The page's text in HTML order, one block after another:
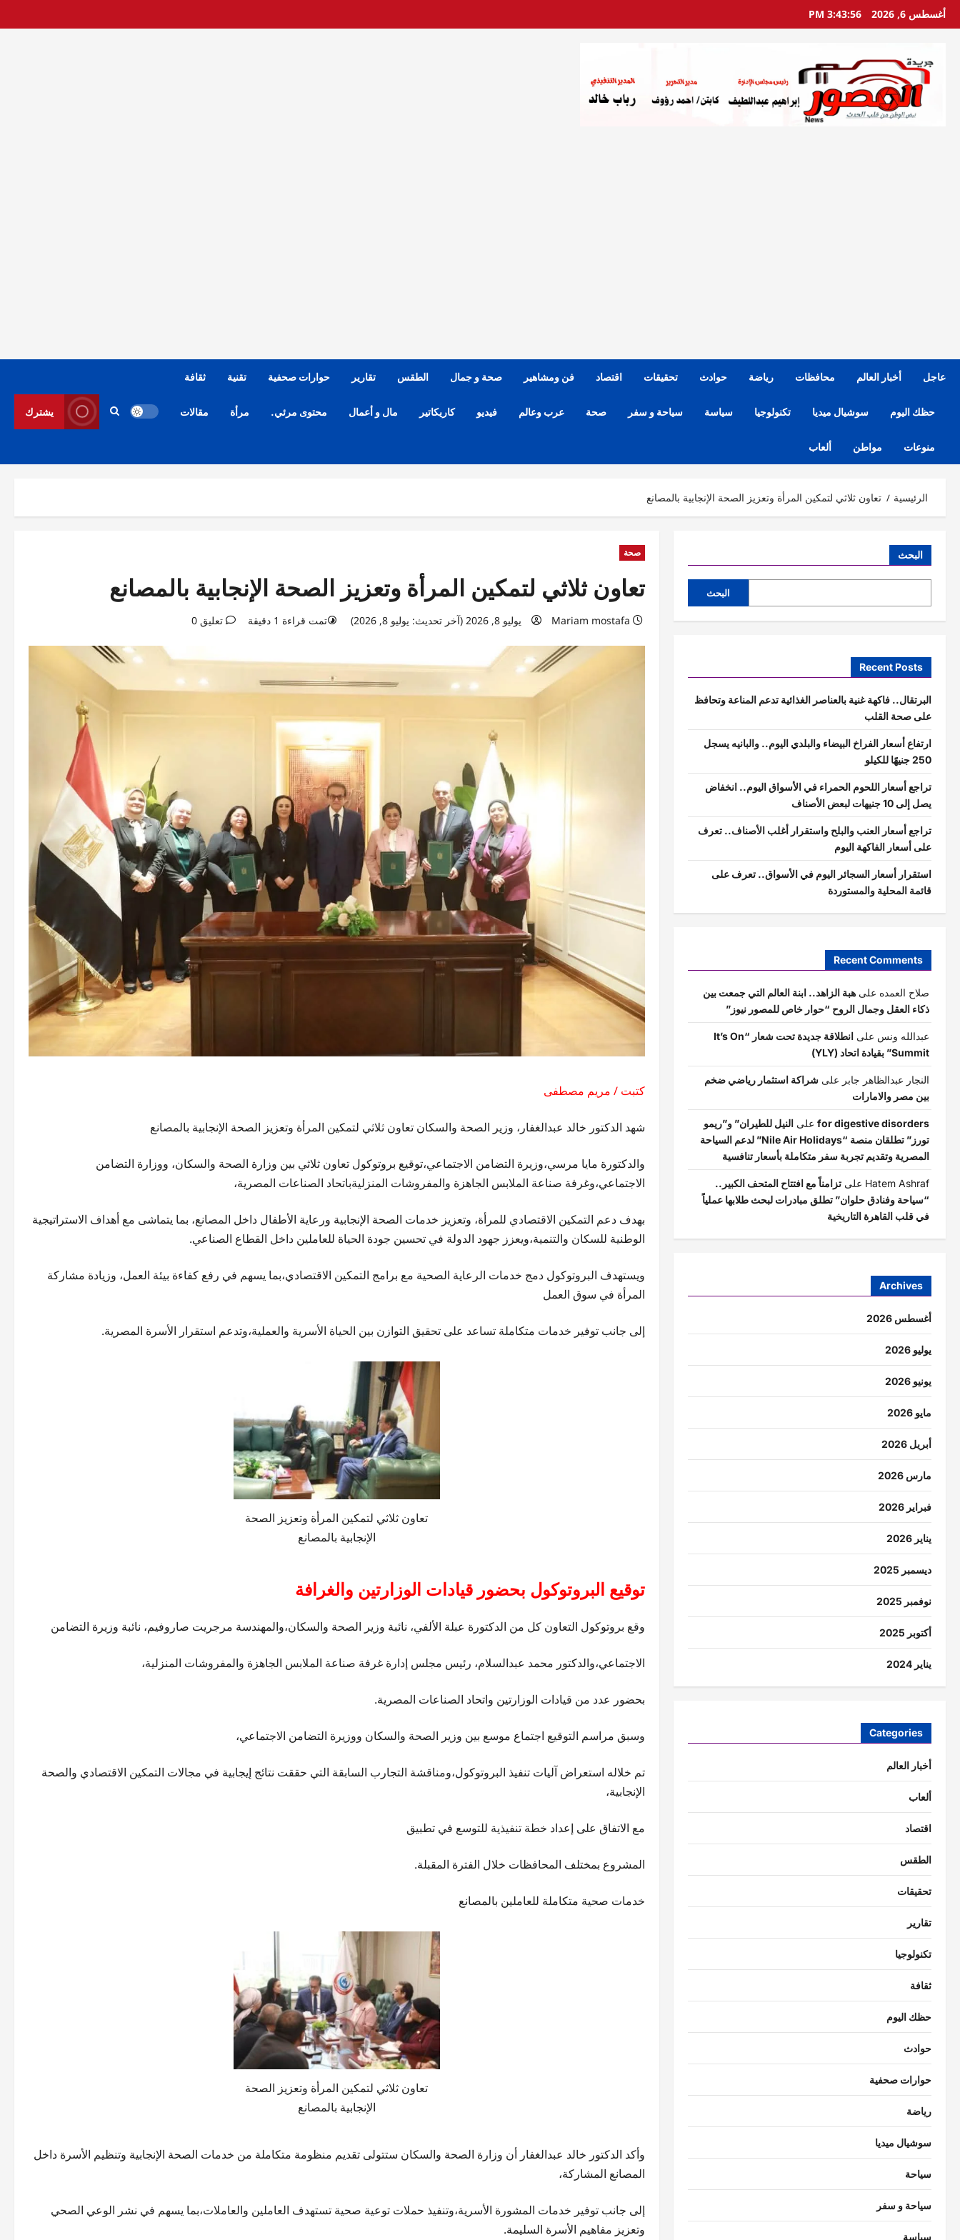
تخطيأغسطس 6, 2026 3:43:57 PM
عاجل أخبار العالم محافظات رياضة حوادث تحقيقات اقتصاد فن ومشاهير صحة و جمال الطقس تقارير حوارات صحفية تقنية ثقافة
حظك اليوم سوشيال ميديا تكنولوجيا سياسة سياحة و سفر صحة عرب وعالم فيديو كاريكاتير مال و أعمال محتوى مرئي. مرأة مقالات
منوعات مواطن ألعاب
يشترك
الرئيسية تعاون ثلاثي لتمكين المرأة وتعزيز الصحة الإنجابية بالمصانع
صحة
تعاون ثلاثي لتمكين المرأة وتعزيز الصحة الإنجابية بالمصانع
Mariam mostafa يوليو 8, 2026 (آخر تحديث: يوليو 8, 2026) تمت قراءة 1 دقيقة تعليق 0
كتبت / مريم مصطفى
شهد الدكتور خالد عبدالغفار، وزير الصحة والسكان تعاون ثلاثي لتمكين المرأة وتعزيز الصحة الإنجابية بالمصانع
والدكتورة مايا مرسي،وزيرة التضامن الاجتماعي،توقيع بروتوكول تعاون ثلاثي بين وزارة الصحة والسكان، ووزارة التضامن
الاجتماعي،وغرفة صناعة الملابس الجاهزة والمفروشات المنزليةباتحاد الصناعات المصرية،
بهدف دعم التمكين الاقتصادي للمرأة، وتعزيز خدمات الصحة الإنجابية ورعاية الأطفال داخل المصانع، بما يتماشى مع أهداف الاستراتيجية
الوطنية للسكان والتنمية،ويعزز جهود الدولة في تحسين جودة الحياة للعاملين داخل القطاع الصناعي.
ويستهدف البروتوكول دمج خدمات الرعاية الصحية مع برامج التمكين الاقتصادي،بما يسهم في رفع كفاءة بيئة العمل، وزيادة مشاركة
المرأة في سوق العمل
إلى جانب توفير خدمات متكاملة تساعد على تحقيق التوازن بين الحياة الأسرية والعملية،وتدعم استقرار الأسرة المصرية.
تعاون ثلاثي لتمكين المرأة وتعزيز الصحة
الإنجابية بالمصانع
توقيع البروتوكول بحضور قيادات الوزارتين والغرافة
وقع بروتوكول التعاون كل من الدكتورة عبلة الألفي، نائبة وزير الصحة والسكان،والمهندسة مرجريت صاروفيم، نائبة وزيرة التضامن
الاجتماعي،والدكتور محمد عبدالسلام، رئيس مجلس إدارة غرفة صناعة الملابس الجاهزة والمفروشات المنزلية،
بحضور عدد من قيادات الوزارتين واتحاد الصناعات المصرية.
وسبق مراسم التوقيع اجتماع موسع بين وزير الصحة والسكان ووزيرة التضامن الاجتماعي،
تم خلاله استعراض آليات تنفيذ البروتوكول،ومناقشة التجارب السابقة التي حققت نتائج إيجابية في مجالات التمكين الاقتصادي والصحة
الإنجابية،
مع الاتفاق على إعداد خطة تنفيذية للتوسع في تطبيق
المشروع بمختلف المحافظات خلال الفترة المقبلة.
خدمات صحية متكاملة للعاملين بالمصانع
تعاون ثلاثي لتمكين المرأة وتعزيز الصحة
الإنجابية بالمصانع
وأكد الدكتور خالد عبدالغفار أن وزارة الصحة والسكان ستتولى تقديم منظومة متكاملة من خدمات الصحة الإنجابية وتنظيم الأسرة داخل
المصانع المشاركة،
إلى جانب توفير خدمات المشورة الأسرية،وتنفيذ حملات توعية صحية تستهدف العاملين والعاملات،بما يسهم في نشر الوعي الصحي
وتعزيز مفاهيم الأسرة السليمة.
البحث
البحث
Recent Posts
البرتقال.. فاكهة غنية بالعناصر الغذائية تدعم المناعة وتحافظ
على صحة القلب
ارتفاع أسعار الفراخ البيضاء والبلدي اليوم.. والبانيه يسجل
250 جنيهًا للكيلو
تراجع أسعار اللحوم الحمراء في الأسواق اليوم.. انخفاض
يصل إلى 10 جنيهات لبعض الأصناف
تراجع أسعار العنب والبلح واستقرار أغلب الأصناف.. تعرف
على أسعار الفاكهة اليوم
استقرار أسعار السجائر اليوم في الأسواق.. تعرف على
قائمة المحلية والمستوردة
Recent Comments
صلاح العمده علىهبة الزاهد.. ابنة العالم التي جمعت بين
ذكاء العقل وجمال الروح “حوار خاص للمصور نيوز”
عبدالله ونس على
انطلاقة جديدة تحت شعار “It’s On
Summit” بقيادة اتحاد (YLY)
النجار عبدالظاهر جابر علىشراكة استثمار رياضي ضخم
بين مصر والامارات
for digestive disorders علىالنيل للطيران” و”ريمو
تورز” تطلقان منصة “Nile Air Holidays” لدعم السياحة
المصرية وتقديم تجربة سفر متكاملة بأسعار تنافسية
Hatem Ashraf علىتزامناً مع افتتاح المتحف الكبير..
“سياحة وفنادق حلوان” تطلق مبادرات لبحث طلابها عملياً
في قلب القاهرة التاريخية
Archives
أغسطس 2026
يوليو 2026
يونيو 2026
مايو 2026
أبريل 2026
مارس 2026
فبراير 2026
يناير 2026
ديسمبر 2025
نوفمبر 2025
أكتوبر 2025
يناير 2024
Categories
أخبار العالم
ألعاب
اقتصاد
الطقس
تحقيقات
تقارير
تكنولوجيا
ثقافة
حظك اليوم
حوادث
حوارات صحفية
رياضة
سوشيال ميديا
سياحة
سياحة و سفر
سياسة